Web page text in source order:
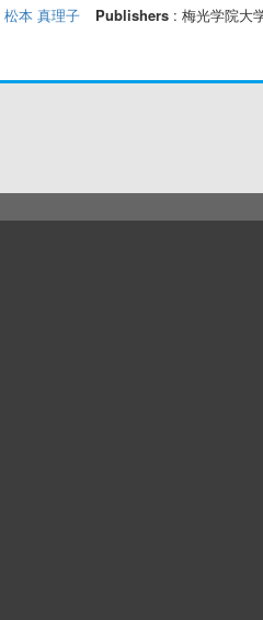
松本 真理子 Publishers: 梅光学院大